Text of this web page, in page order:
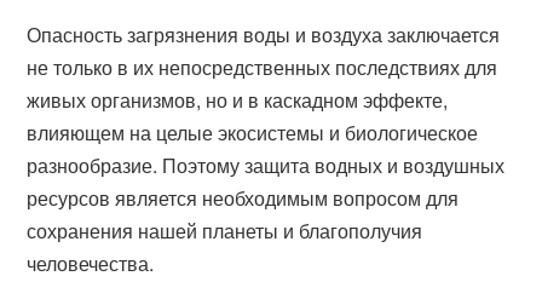
Опасность загрязнения воды и воздуха заключается
не только в их непосредственных последствиях для
живых организмов, но и в каскадном эффекте,
влияющем на целые экосистемы и биологическое
разнообразие. Поэтому защита водных и воздушных
ресурсов является необходимым вопросом для
сохранения нашей планеты и благополучия
человечества.